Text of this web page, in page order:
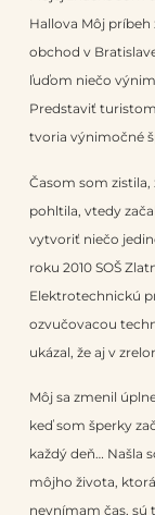
Hallova Môj
obchod v
ľuďom niečo
Predstaviť
tvoria výnimočné
Časom som
pohltila, vtedy
vytvoriť niečo
roku 2010 SOŠ
Elektrotechnickú
ozvučovacou
ukázal, že aj v
Môj sa zmenil
keď som šperky
každý deň… Našla
môjho života,
nevnímam čas, sú